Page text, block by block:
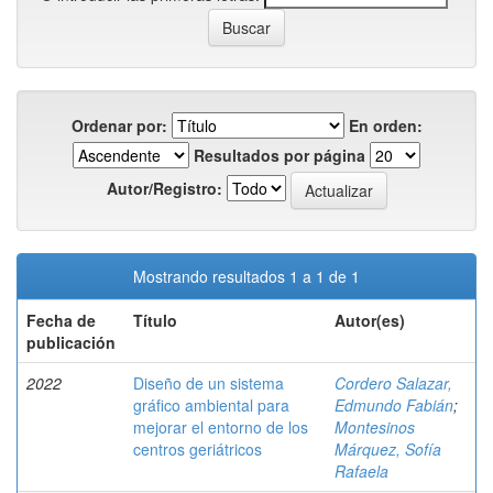
Ordenar por:
En orden:
Resultados por página
Autor/Registro:
Mostrando resultados 1 a 1 de 1
Fecha de
publicación
Título Autor(es)
2022
Diseño de un sistema
gráfico ambiental para
mejorar el entorno de los
centros geriátricos
Cordero Salazar,
Edmundo Fabián;
Montesinos
Márquez, Sofía
Rafaela